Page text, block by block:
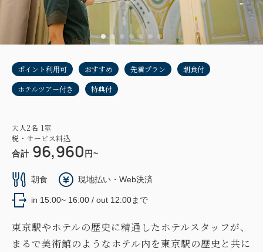
ポイント利用可 おすすめ 先着プラン
朝食付
ホテルツアー付き
特典付
大人2名 1室
税・サービス料込
合計 96,960 円~
朝食 現地払い・Web決済
in 15:00~ 16:00 / out 12:00まで
東京駅やホテルの歴史に精通したホテルスタッフが、
まるで美術館のようなホテル内を東京駅の歴史と共に